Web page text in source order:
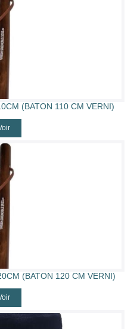
(BATON 110 CM VERNI)
(BATON 120 CM VERNI)